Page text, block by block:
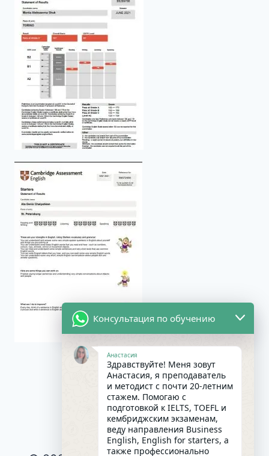
Консультация по обучению
Анастасия
Здравствуйте! Меня зовут
Анастасия, я преподаватель
и методист с почти 20-летним
стажем. Помогаю с
подготовкой к IELTS, TOEFL и
кембриджским экзаменам,
веду направления Business
English, English for starters, а
также профессионально